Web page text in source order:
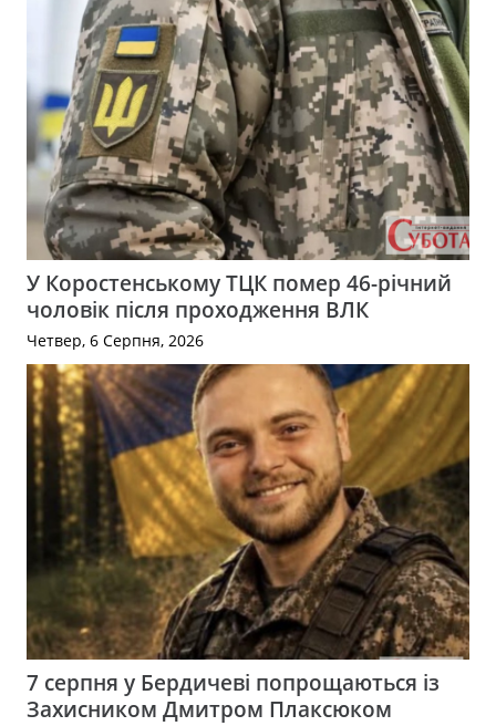
У Коростенському ТЦК помер 46-річний
чоловік після проходження ВЛК
Четвер, 6 Серпня, 2026
7 серпня у Бердичеві попрощаються із
Захисником Дмитром Плаксюком